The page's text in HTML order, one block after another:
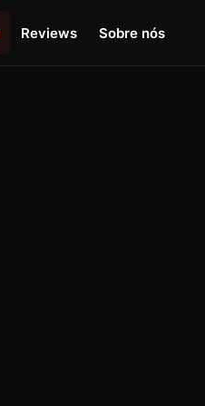
Reviews Sobre nós